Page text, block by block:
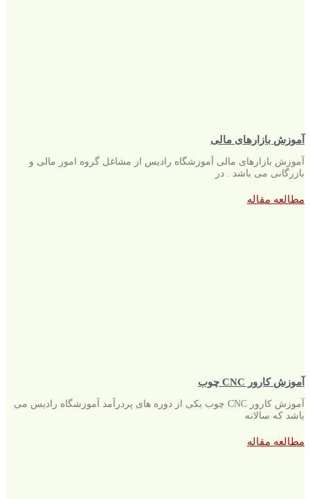
آموزش بازارهای مالی
آموزش بازارهای مالی آموزشگاه رادیس از مشاغل گروه امور مالی و
بازرگانی می باشد . در
مطالعه مقاله
آموزش کارور CNC چوب
آموزش کارور CNC چوب یکی از دوره های پردرآمد آموزشگاه رادیس می
باشد که سالانه
مطالعه مقاله